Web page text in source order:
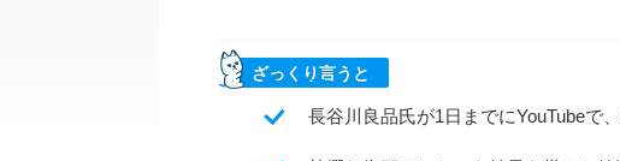
ざっくり言うと
長谷川良品氏が1日までにYouTubeで